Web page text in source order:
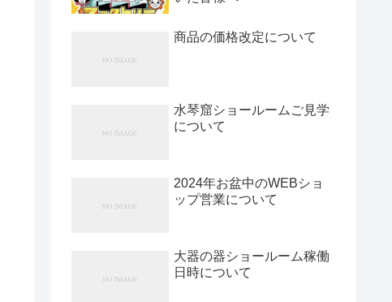
商品の価格改定について
水琴窟ショールームご見学
について
2024年お盆中のWEBショ
ップ営業について
大器の器ショールーム稼働
日時について